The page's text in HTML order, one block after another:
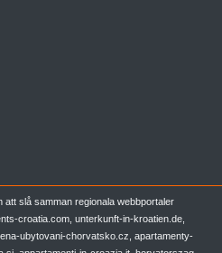
att slå samman regionala webbportaler
croatia.com, unterkunft-in-kroatien.de,
ubytovani-chorvatsko.cz, apartamenty-